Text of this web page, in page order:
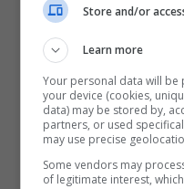
Store and/or
Learn more
Your personal data will
your device (cookies,
data) may be stored by,
partners, or used
may use precise
Some vendors may
of legitimate interest,